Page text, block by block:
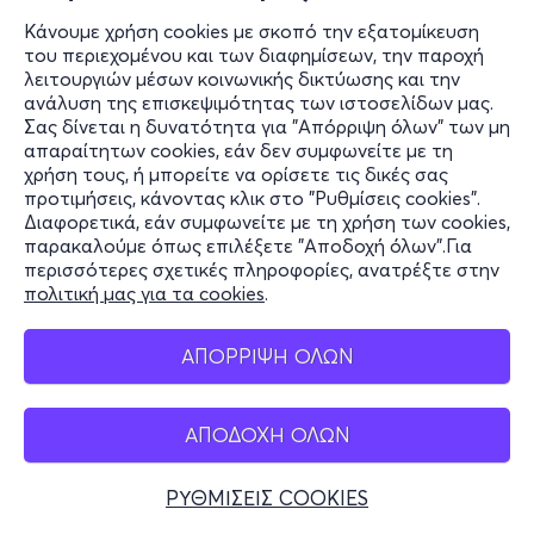
Κάνουμε χρήση cookies με σκοπό την εξατομίκευση
του περιεχομένου και των διαφημίσεων, την παροχή
λειτουργιών μέσων κοινωνικής δικτύωσης και την
ανάλυση της επισκεψιμότητας των ιστοσελίδων μας.
Σας δίνεται η δυνατότητα για "Απόρριψη όλων" των μη
απαραίτητων cookies, εάν δεν συμφωνείτε με τη
χρήση τους, ή μπορείτε να ορίσετε τις δικές σας
προτιμήσεις, κάνοντας κλικ στο "Ρυθμίσεις cookies".
Διαφορετικά, εάν συμφωνείτε με τη χρήση των cookies,
παρακαλούμε όπως επιλέξετε "Αποδοχή όλων".Για
περισσότερες σχετικές πληροφορίες, ανατρέξτε στην
πολιτική μας για τα cookies.
ΑΠΟΡΡΙΨΗ ΟΛΩΝ
ΑΠΟΔΟΧΗ ΟΛΩΝ
ΡΥΘΜΙΣΕΙΣ COOKIES